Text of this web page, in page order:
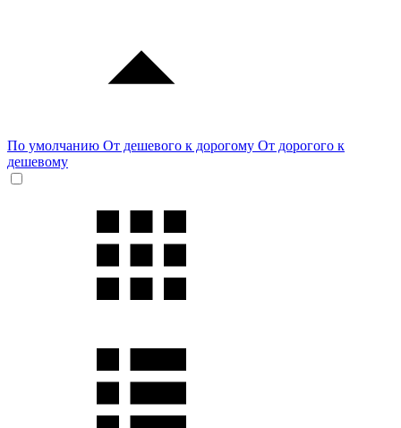
По умолчанию От дешевого к дорогому От дорогого к
дешевому